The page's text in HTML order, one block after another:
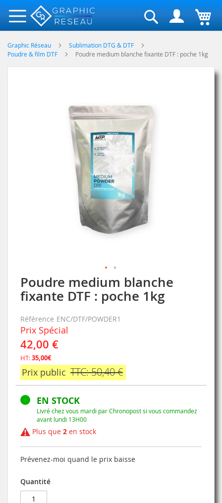
Rechercher
Graphic Réseau
Sublimation DTG & DTF
Poudre & film DTF
Poudre medium blanche fixante DTF : poche 1kg
Poudre medium blanche
fixante DTF : poche 1kg
Référence ENC/DTF/POWDER1
Prix Spécial
42,00 €
HT:35,00€
Prix public TTC: 50,40 €
EN STOCK
Livré chez vous mardi par Chronopost si vous commandez
avant lundi 13H00
Plus que 2 en stock
Prévenez-moi quand le prix baisse
Quantité
Skip
to
the
of
the
images
gallery